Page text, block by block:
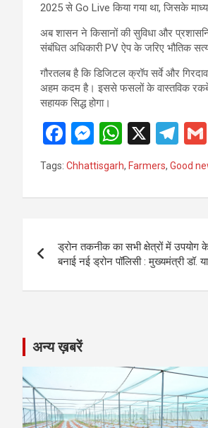
2025 से Go Live किया गया था, जिसके
अब शासन ने किसानों की सुविधा और
संबंधित अधिकारी PV ऐप के जरिए भौतिक
गौरतलब है कि डिजिटल क्रॉप सर्वे और
अहम कदम है। इससे फसलों के वास्तविक रकबे
सहायक सिद्ध होगा।
F
a
ce
b
o
k
M
es
se
n
er
W
h
at
s
p
p
X
T
el
e
gr
m
Tags: Chhattisgarh, Farmers, Good
navigation
ड्रोन तकनीक का सभी क्षेत्रों में उपयोग
बनाई नई ड्रोन पॉलिसी : मुख्यमंत्री डॉ.
अन्य ख़बरें